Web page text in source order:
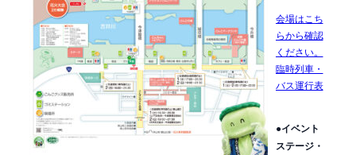
会場はこち
らから確認
ください。
臨時列車・
バス運行表
●イベント
ステージ・